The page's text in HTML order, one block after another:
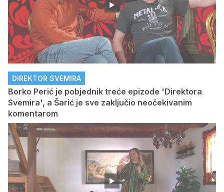
DIREKTOR SVEMIRA
Borko Perić je pobjednik treće epizode 'Direktora
Svemira', a Šarić je sve zaključio neočekivanim
komentarom